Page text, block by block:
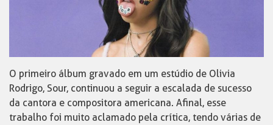
O primeiro álbum gravado em um estúdio de Olivia
Rodrigo, Sour, continuou a seguir a escalada de sucesso
da cantora e compositora americana. Afinal, esse
trabalho foi muito aclamado pela crítica, tendo várias de